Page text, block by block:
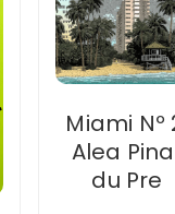
Miami Nº
Alea
du Pre